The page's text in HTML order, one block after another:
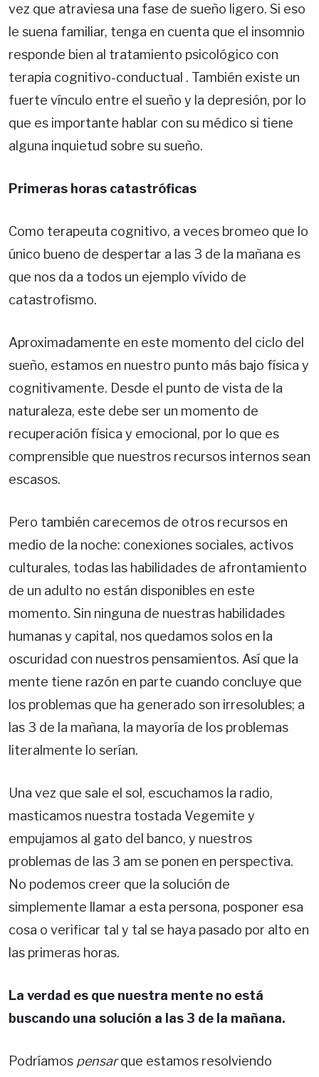
vez que atraviesa una fase de sueño ligero. Si eso
le suena familiar, tenga en cuenta que el insomnio
responde bien al tratamiento psicológico con
terapia cognitivo-conductual . También existe un
fuerte vínculo entre el sueño y la depresión, por lo
que es importante hablar con su médico si tiene
alguna inquietud sobre su sueño.
Primeras horas catastróficas
Como terapeuta cognitivo, a veces bromeo que lo
único bueno de despertar a las 3 de la mañana es
que nos da a todos un ejemplo vívido de
catastrofismo.
Aproximadamente en este momento del ciclo del
sueño, estamos en nuestro punto más bajo física y
cognitivamente. Desde el punto de vista de la
naturaleza, este debe ser un momento de
recuperación física y emocional, por lo que es
comprensible que nuestros recursos internos sean
escasos.
Pero también carecemos de otros recursos en
medio de la noche: conexiones sociales, activos
culturales, todas las habilidades de afrontamiento
de un adulto no están disponibles en este
momento. Sin ninguna de nuestras habilidades
humanas y capital, nos quedamos solos en la
oscuridad con nuestros pensamientos. Así que la
mente tiene razón en parte cuando concluye que
los problemas que ha generado son irresolubles; a
las 3 de la mañana, la mayoría de los problemas
literalmente lo serían.
Una vez que sale el sol, escuchamos la radio,
masticamos nuestra tostada Vegemite y
empujamos al gato del banco, y nuestros
problemas de las 3 am se ponen en perspectiva.
No podemos creer que la solución de
simplemente llamar a esta persona, posponer esa
cosa o verificar tal y tal se haya pasado por alto en
las primeras horas.
La verdad es que nuestra mente no está
buscando una solución a las 3 de la mañana.
Podríamos pensarque estamos resolviendo